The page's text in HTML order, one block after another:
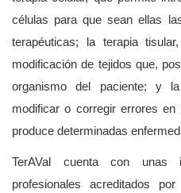
células para que sean ellas
terapéuticas; la terapia
modificación de tejidos que,
organismo del paciente; y
modificar o corregir errores en
produce determinadas
TerAVal cuenta con unas
profesionales acreditados